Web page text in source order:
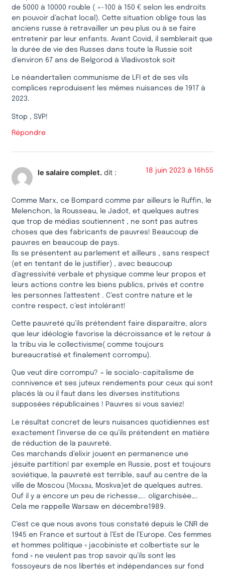
de 5000 à 10000 rouble ( +-100 à 150 € selon les endroits
en pouvoir d’achat local). Cette situation oblige tous las
anciens russe à retravailler un peu plus ou à se faire
entretenir par leur enfants. Avant Covid, il semblerait que
la durée de vie des Russes dans toute la Russie soit
d’environ 67 ans de Belgorod à Vladivostok soit
Le néandertalien communisme de LFI et de ses vils
complices reproduisent les mêmes nuisances de 1917 à
2023.
Stop , SVP!
Répondre
le salaire complet. dit : 18 juin 2023 à 16h55
Comme Marx, ce Bompard comme par ailleurs le Ruffin, le
Melenchon, la Rousseau, le Jadot, et quelques autres
que trop de médias soutiennent , ne sont pas autres
choses que des fabricants de pauvres! Beaucoup de
pauvres en beaucoup de pays.
Ils se présentent au parlement et ailleurs , sans respect
(et en tentant de le justifier) , avec beaucoup
d’agressivité verbale et physique comme leur propos et
leurs actions contre les biens publics, privés et contre
les personnes l’attestent . C’est contre nature et le
contre respect, c’est intolérant!
Cette pauvreté qu’ils prétendent faire disparaitre, alors
que leur idéologie favorise la décroissance et le retour à
la tribu via le collectivisme( comme toujours
bureaucratisé et finalement corrompu).
Que veut dire corrompu? = le socialo-capitalisme de
connivence et ses juteux rendements pour ceux qui sont
placés là ou il faut dans les diverses institutions
supposées républicaines ! Pauvres si vous saviez!
Le résultat concret de leurs nuisances quotidiennes est
exactement l’inverse de ce qu’ils prétendent en matière
de réduction de la pauvreté.
Ces marchands d’elixir jouent en permanence une
jésuite partition! par exemple en Russie, post et toujours
soviétique, la pauvreté est terrible, sauf au centre de la
ville de Moscou (Москва, Moskva)et de quelques autres.
Ouf il y a encore un peu de richesse….. oligarchisée….
Cela me rappelle Warsaw en décembre1989.
C’est ce que nous avons tous constaté depuis le CNR de
1945 en France et surtout à l’Est de l’Europe. Ces femmes
et hommes politique « jacobiniste et colbertiste sur le
fond » ne veulent pas trop savoir qu’ils sont les
fossoyeurs de nos libertés et indépendances sur fond